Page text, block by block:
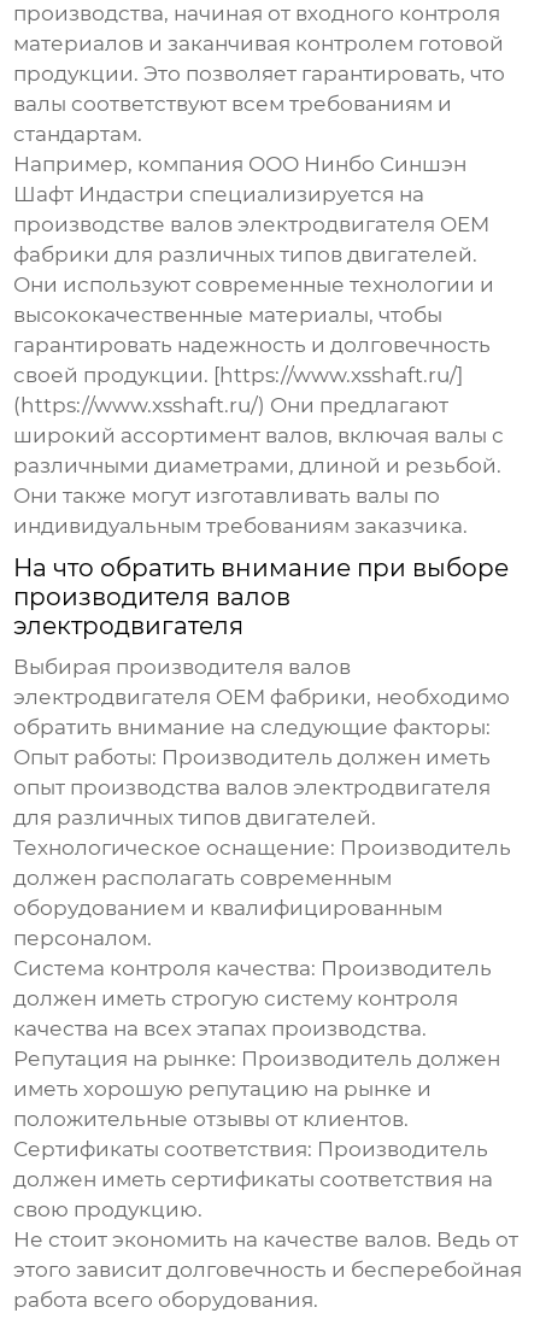
производства, начиная от входного контроля
материалов и заканчивая контролем готовой
продукции. Это позволяет гарантировать, что
валы соответствуют всем требованиям и
стандартам.
Например, компания ООО Нинбо Синшэн
Шафт Индастри специализируется на
производстве валов электродвигателя OEM
фабрики для различных типов двигателей.
Они используют современные технологии и
высококачественные материалы, чтобы
гарантировать надежность и долговечность
своей продукции. [https://www.xsshaft.ru/]
(https://www.xsshaft.ru/) Они предлагают
широкий ассортимент валов, включая валы с
различными диаметрами, длиной и резьбой.
Они также могут изготавливать валы по
индивидуальным требованиям заказчика.
На что обратить внимание при выборе
производителя валов
электродвигателя
Выбирая производителя валов
электродвигателя OEM фабрики, необходимо
обратить внимание на следующие факторы:
Опыт работы: Производитель должен иметь
опыт производства валов электродвигателя
для различных типов двигателей.
Технологическое оснащение: Производитель
должен располагать современным
оборудованием и квалифицированным
персоналом.
Система контроля качества: Производитель
должен иметь строгую систему контроля
качества на всех этапах производства.
Репутация на рынке: Производитель должен
иметь хорошую репутацию на рынке и
положительные отзывы от клиентов.
Сертификаты соответствия: Производитель
должен иметь сертификаты соответствия на
свою продукцию.
Не стоит экономить на качестве валов. Ведь от
этого зависит долговечность и бесперебойная
работа всего оборудования.